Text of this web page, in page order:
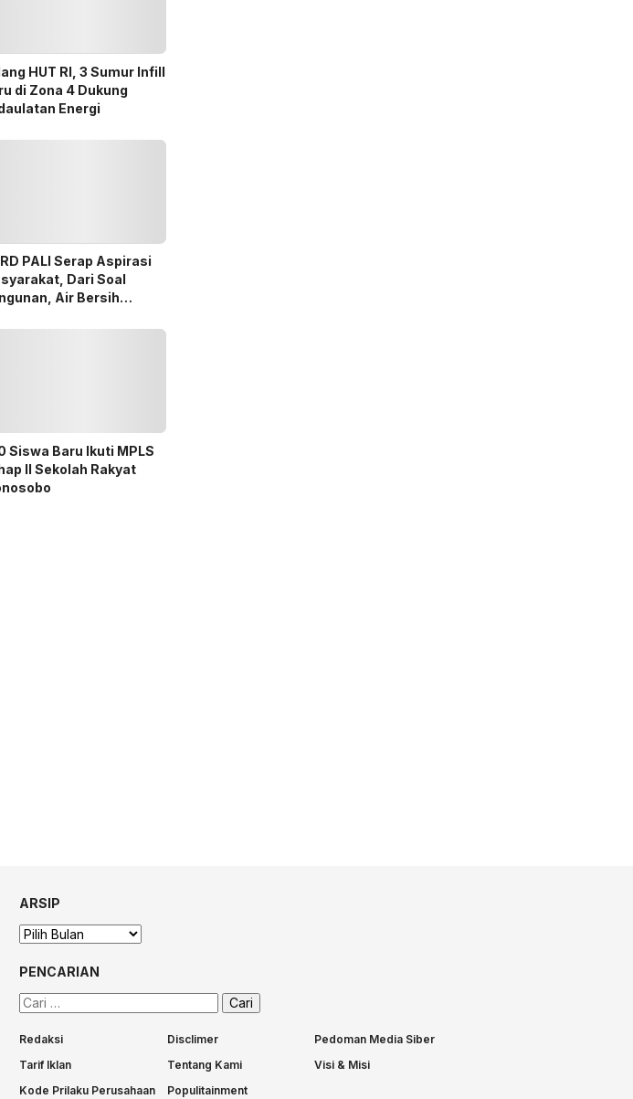
HUT RI, 3 Sumur Infill
di Zona 4 Dukung
Energi
PALI Serap Aspirasi
Dari Soal
Air Bersih
Siswa Baru Ikuti MPLS
II Sekolah Rakyat
ARSIP
Arsip
PENCARIAN
Cari
Redaksi Disclimer
Pedoman Media Siber
Tarif Iklan
Tentang Kami
Visi & Misi
Kode Prilaku Perusahaan
Populitainment